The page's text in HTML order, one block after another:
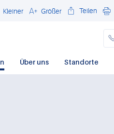
Schließen
Kleiner Größer Teilen
Über uns Standorte